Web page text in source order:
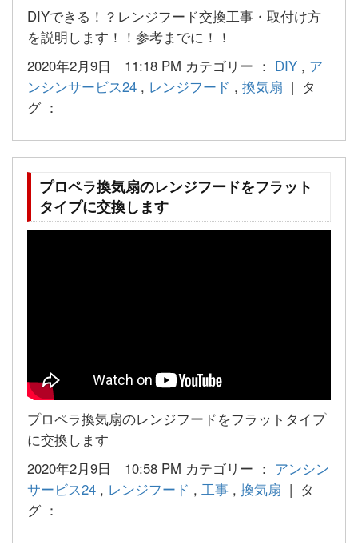
DIYできる！？レンジフード交換工事・取付け方
を説明します！！参考までに！！
2020年2月9日 11:18 PM カテゴリー ： DIY , ア
ンシンサービス24 , レンジフード , 換気扇 | タ
グ ：
プロペラ換気扇のレンジフードをフラット
タイプに交換します
プロペラ換気扇のレンジフードをフラットタイプ
に交換します
2020年2月9日 10:58 PM カテゴリー ： アンシン
サービス24 , レンジフード , 工事 , 換気扇 | タ
グ ：